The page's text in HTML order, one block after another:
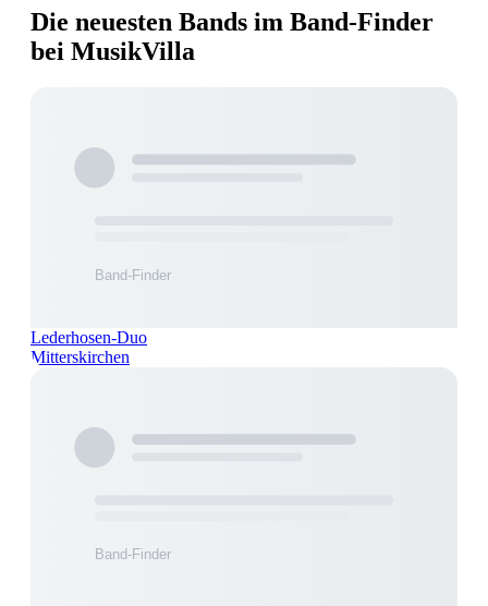
Die neuesten Bands im Band-Finder
bei MusikVilla
Lederhosen-Duo
Mitterskirchen